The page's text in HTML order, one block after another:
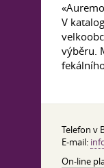
V
výběru.
Telefon v
E-mail:
On-line